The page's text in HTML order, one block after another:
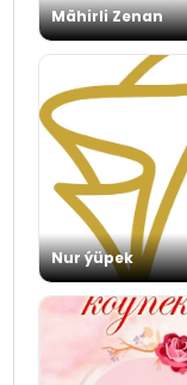
Mähirli Zenan
Nur ýüpek